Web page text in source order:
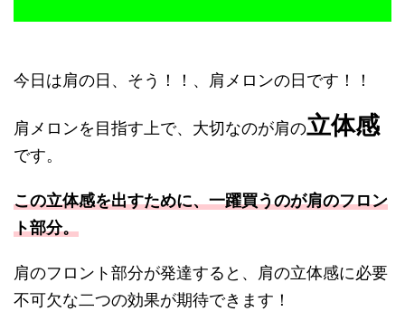
今日は肩の日、そう！！、肩メロンの日です！！
肩メロンを目指す上で、大切なのが肩の立体感
です。
この立体感を出すために、一躍買うのが肩のフロン
ト部分。
肩のフロント部分が発達すると、肩の立体感に必要
不可欠な二つの効果が期待できます！